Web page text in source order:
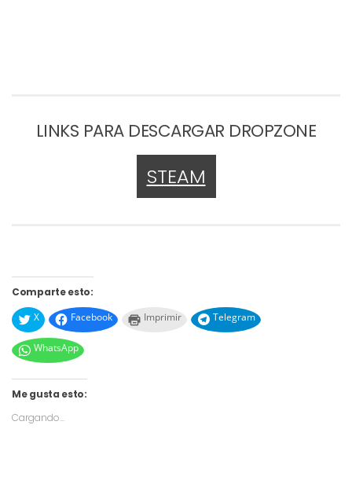
LINKS PARA DESCARGAR DROPZONE
STEAM
Comparte esto:
X
Facebook Imprimir Telegram
WhatsApp
Me gusta esto:
Cargando...